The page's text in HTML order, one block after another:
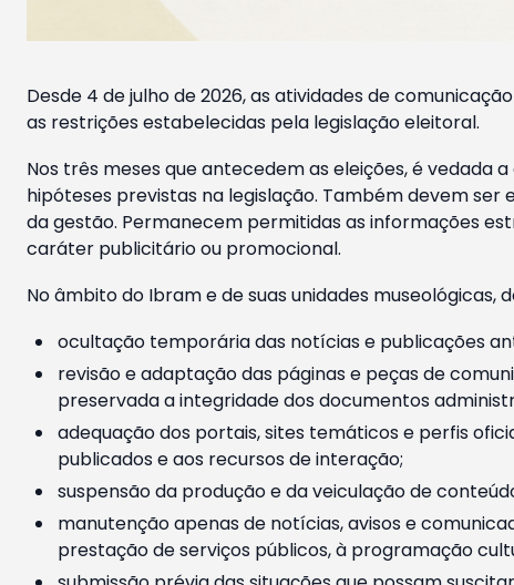
Desde 4 de julho de 2026, as atividades de
as restrições estabelecidas pela legislação eleitoral.
Nos três meses que antecedem as eleições, é vedada
hipóteses previstas na legislação. Também devem
da gestão. Permanecem permitidas as informações
caráter publicitário ou promocional.
No âmbito do Ibram e de suas unidades museológicas,
ocultação temporária das notícias e publicações
revisão e adaptação das páginas e peças de
preservada a integridade dos documentos
adequação dos portais, sites temáticos e perfis
publicados e aos recursos de interação;
suspensão da produção e da veiculação de
manutenção apenas de notícias, avisos e
prestação de serviços públicos, à programação